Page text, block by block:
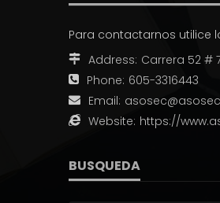
Para contactarnos utilice
Address: Carrera 52 #
Phone: 605-3316443
Email:
Website: https://
BUSQUEDA